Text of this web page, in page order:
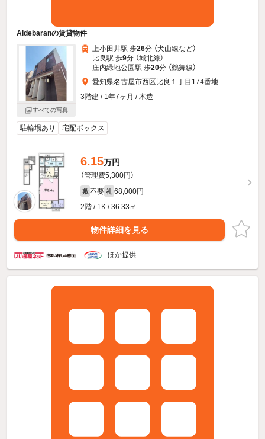
Aldebaranの賃貸物件
すべての写真
上小田井駅 歩26分 （犬山線など）
比良駅 歩9分 （城北線）
庄内緑地公園駅 歩20分 （鶴舞線）
愛知県名古屋市西区比良１丁目174番地
3階建 / 1年7ヶ月 / 木造
駐輪場あり 宅配ボックス
6.15万円
（管理費5,300円）
敷 不要 礼 68,000円
2階 / 1K / 36.33㎡
物件詳細を見る
ほか提供